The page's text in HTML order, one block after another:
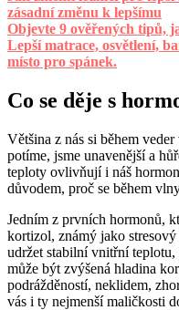
zásadní změnu k lepšímu
Objevte 9 ověřených tipů,
Lepší matrace, osvětlení,
místo pro spánek.
Co se děje s
Většina z nás si během
potíme, jsme unavenější a
teploty ovlivňují i náš
důvodem, proč se během
Jedním z prvních hormonů,
kortizol, známý jako
udržet stabilní vnitřní teplotu,
může být zvýšená hladina
podrážděností, neklidem,
vás i ty nejmenší maličkosti